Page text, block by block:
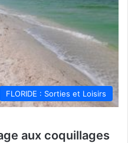
FLORIDE : Sorties et Loisirs
aux coquillages